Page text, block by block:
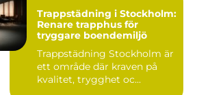
Trappstädning i Stockholm:
Renare trapphus för
tryggare boendemiljö
Trappstädning Stockholm är
ett område där kraven på
kvalitet, trygghet oc...